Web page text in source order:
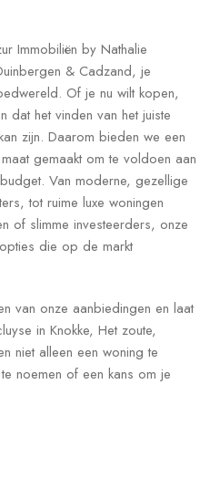
Immobiliën by Nathalie
& Cadzand, je
Of je nu wilt kopen,
het vinden van het juiste
zijn. Daarom bieden we een
gemaakt om te voldoen aan
Van moderne, gezellige
tot ruime luxe woningen
of slimme investeerders, onze
die op de markt
van onze aanbiedingen en laat
in Knokke, Het zoute,
niet alleen een woning te
noemen of een kans om je